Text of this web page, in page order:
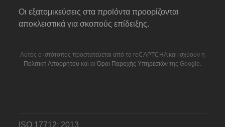
Οι εξατομικεύσεις στα προϊόντα προορίζονται
αποκλειστικά για σκοπούς επίδειξης.
Αυτός ο ιστότοπος προστατεύεται από το reCAPTCHA και ισχύουν η
Πολιτική Απορρήτου και οιΌροι Παροχής Υπηρεσιών της Google.
ISO 17712: 2013